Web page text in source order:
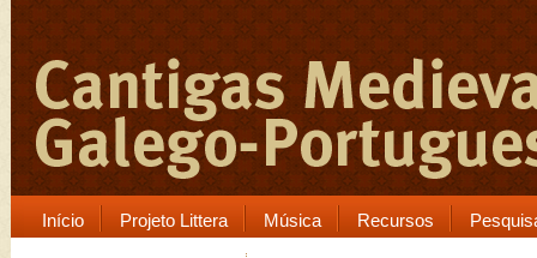
Início Projeto Littera Música Recursos